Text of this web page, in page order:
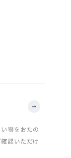
物をおたの
認いただけ